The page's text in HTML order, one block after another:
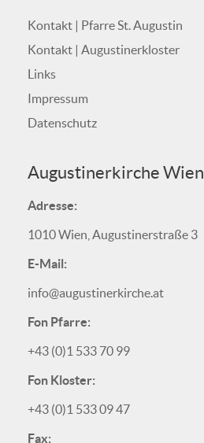
Kontakt | Pfarre St. Augustin
Kontakt | Augustinerkloster
Links
Impressum
Datenschutz
Augustinerkirche Wien
Adresse:
1010 Wien, Augustinerstraße 3
E-Mail:
info@augustinerkirche.at
Fon Pfarre:
+43 (0)1 533 70 99
Fon Kloster:
+43 (0)1 533 09 47
Fax: